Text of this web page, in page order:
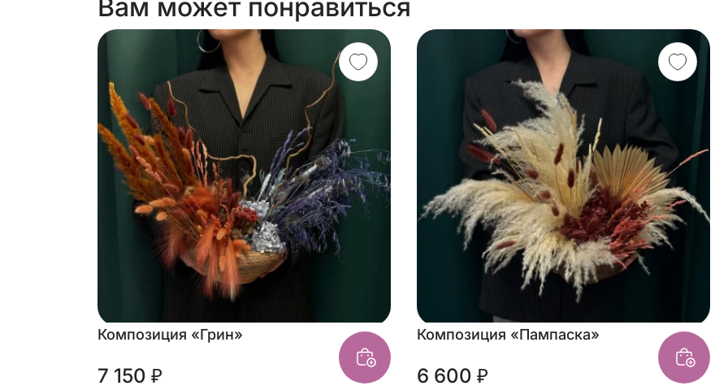
Вам может понравиться
Композиция «Грин»
7 150 ₽
Композиция «Пампаска»
6 600 ₽